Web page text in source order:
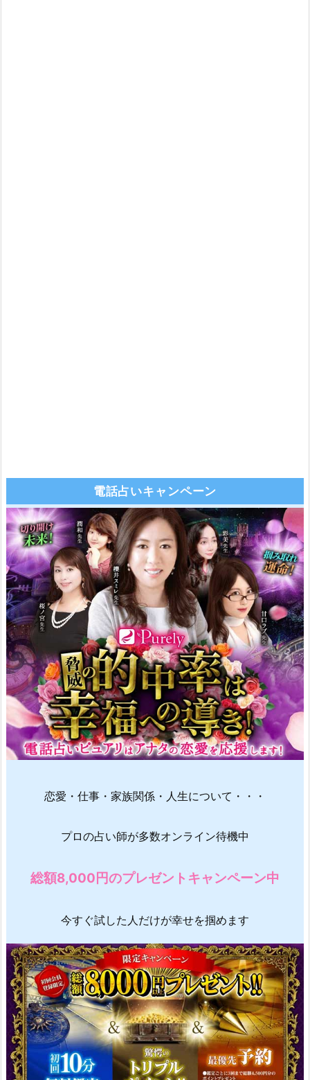
電話占いキャンペーン
恋愛・仕事・家族関係・人生について・・・
プロの占い師が多数オンライン待機中
総額8,000円のプレゼントキャンペーン中
今すぐ試した人だけが幸せを掴めます